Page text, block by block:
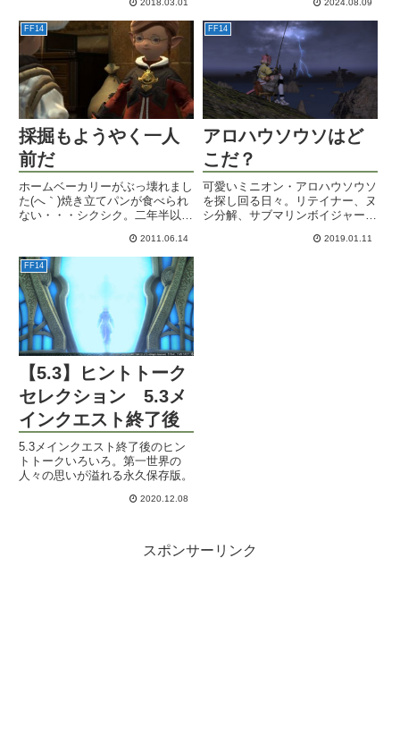
FF14
採掘もようやく一人
前だ
ホームベーカリーがぶっ壊れまし
た(へ｀)焼き立てパンが食べられ
ない・・・シクシク。二年半以上
理してもいいかな。とりあえず修
理センターへ送り出します。行っ
てらっしゃい。FF14は今日か明
日にはレターが届くというこ...
2011.06.14
FF14
アロハウソウソはど
こだ？
可愛いミニオン・アロハウソウソ
を探し回る日々。リテイナー、ヌ
シ分解、サブマリンボイジャーと
2019.01.11
FF14
【5.3】ヒントトーク
セレクション 5.3メ
インクエスト終了後
5.3メインクエスト終了後のヒン
トトークいろいろ。第一世界の
人々の思いが溢れる永久保存版。
2020.12.08
スポンサーリンク